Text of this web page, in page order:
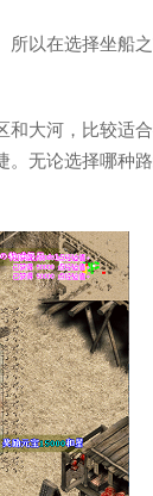
所以在选择坐船
和大河，比较适
。无论选择哪种